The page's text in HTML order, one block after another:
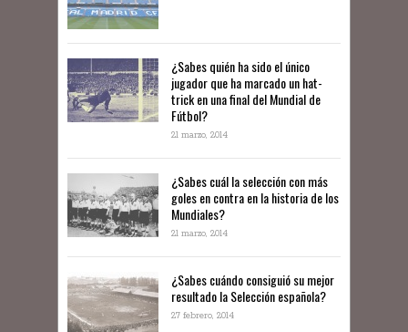
¿Sabes quién ha sido el único
jugador que ha marcado un hat-
trick en una final del Mundial de
Fútbol?
21 marzo, 2014
¿Sabes cuál la selección con más
goles en contra en la historia de los
Mundiales?
21 marzo, 2014
¿Sabes cuándo consiguió su mejor
resultado la Selección española?
27 febrero, 2014